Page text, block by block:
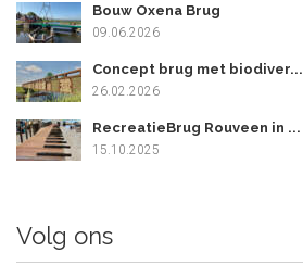
Bouw Oxena Brug
09.06.2026
Concept brug met biodiver...
26.02.2026
RecreatieBrug Rouveen in ...
15.10.2025
Volg ons